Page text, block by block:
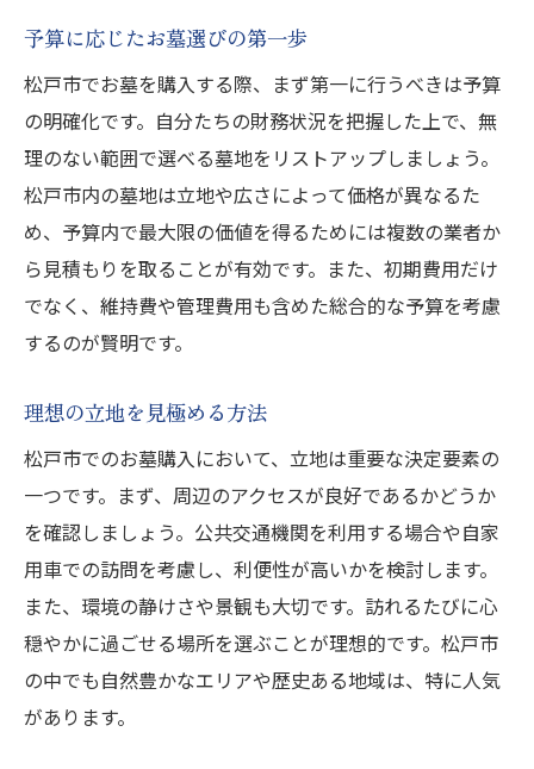
予算に応じたお墓選びの第一歩
松戸市でお墓を購入する際、まず第一に行うべきは予算
の明確化です。自分たちの財務状況を把握した上で、無
理のない範囲で選べる墓地をリストアップしましょう。
松戸市内の墓地は立地や広さによって価格が異なるた
め、予算内で最大限の価値を得るためには複数の業者か
ら見積もりを取ることが有効です。また、初期費用だけ
でなく、維持費や管理費用も含めた総合的な予算を考慮
するのが賢明です。
理想の立地を見極める方法
松戸市でのお墓購入において、立地は重要な決定要素の
一つです。まず、周辺のアクセスが良好であるかどうか
を確認しましょう。公共交通機関を利用する場合や自家
用車での訪問を考慮し、利便性が高いかを検討します。
また、環境の静けさや景観も大切です。訪れるたびに心
穏やかに過ごせる場所を選ぶことが理想的です。松戸市
の中でも自然豊かなエリアや歴史ある地域は、特に人気
があります。